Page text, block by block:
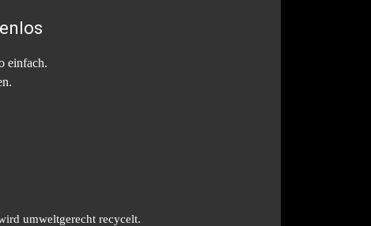
einfach.
umweltgerecht recycelt.